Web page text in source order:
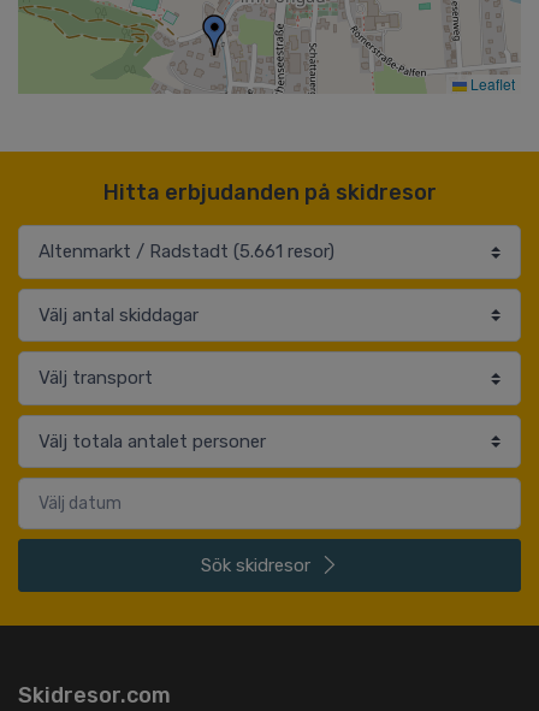
Leaflet
Hitta erbjudanden på skidresor
Sök skidresor
Skidresor.com